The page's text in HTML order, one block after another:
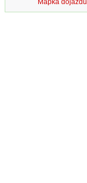
Mapka dojazdu